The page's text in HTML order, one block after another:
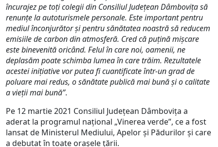
încurajez pe toți colegii din Consiliul Județean Dâmbovița să
renunțe la autoturismele personale. Este important pentru
mediul înconjurător și pentru sănătatea noastră să reducem
emisiile de carbon din atmosferă. Cred că puțină mișcare
este binevenită oricând. Felul în care noi, oamenii, ne
deplasăm poate schimba lumea în care trăim. Rezultatele
acestei inițiative vor putea fi cuantificate într-un grad de
poluare mai redus, o sănătate publică mai bună și o calitate
a vieții mai bună”.
Pe 12 martie 2021 Consiliul Județean Dâmbovița a
aderat la programul național „Vinerea verde”, ce a fost
lansat de Ministerul Mediului, Apelor și Pădurilor și care
a debutat în toate orașele țării.